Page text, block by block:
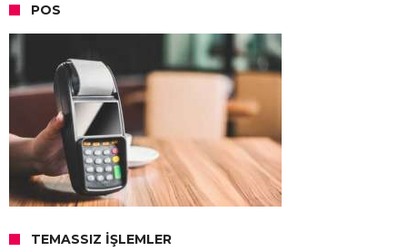
POS
TEMASSIZ İŞLEMLER